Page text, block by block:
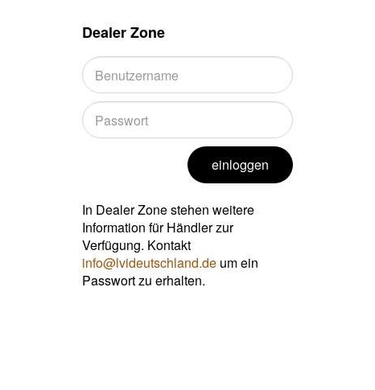
Dealer Zone
einloggen
In Dealer Zone stehen weitere
Information für Händler zur
Verfügung. Kontakt
info@lvideutschland.deum ein
Passwort zu erhalten.